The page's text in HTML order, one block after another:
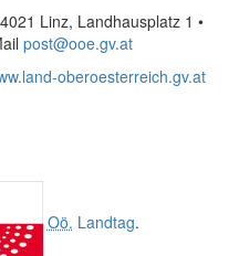
Linz, Landhausplatz 1 •
post@ooe.gv.at
oberoesterreich.gv.at
Oö. Landtag.